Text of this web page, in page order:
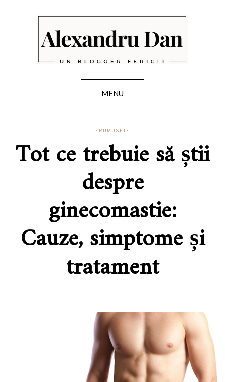
MENU
FRUMUSETE
Tot ce trebuie să știi
despre
ginecomastie:
Cauze, simptome și
tratament